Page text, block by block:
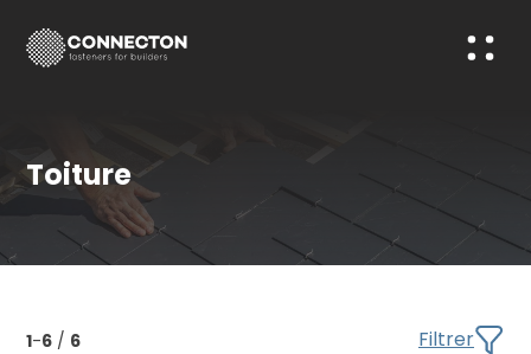
Toiture
1-6 / 6 Filtrer